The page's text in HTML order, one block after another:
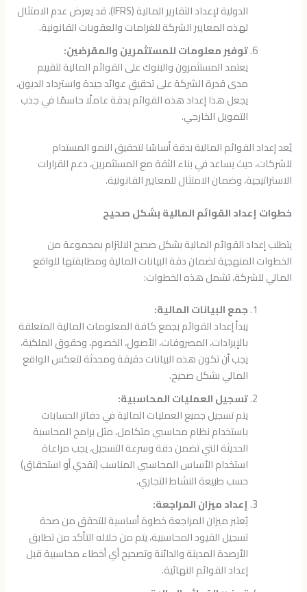
الدولية لإعداد التقارير المالية (IFRS)، قد يعرض عدم الامتثال
لهذه المعايير الشركة للغرامات والعقوبات القانونية.
توفير معلومات للمستثمرين والمقرضين:
يعتمد المستثمرون والبنوك على القوائم المالية لتقييم
مدى قدرة الشركة على تحقيق عوائد جيدة واسترداد الديون،
يجعل هذا إعداد هذه القوائم بدقة عاملًا حاسمًا في جذب
التمويل الخارجي.
يُعد إعداد القوائم المالية بدقة أساسًا لتحقيق النمو المستدام
للشركات، حيث يساعد في بناء الثقة مع المستثمرين، دعم القرارات
الاستراتيجية، وضمان الامتثال للمعايير القانونية.
خطوات إعداد القوائم المالية بشكل صحيح
يتطلب إعداد القوائم المالية بشكل صحيح الالتزام بمجموعة من
الخطوات المنهجية لضمان دقة البيانات المالية ومطابقتها للواقع
المالي للشركة، تشمل هذه الخطوات:
جمع البيانات المالية:
يبدأ إعداد القوائم بجمع كافة المعلومات المالية المتعلقة
بالإيرادات، المصروفات، الأصول، الخصوم، وحقوق الملكية،
يجب أن تكون هذه البيانات دقيقة ومحدثة لتعكس الواقع
المالي بشكل صحيح.
تسجيل العمليات المحاسبية:
يتم تسجيل جميع العمليات المالية في دفاتر الحسابات
باستخدام نظام محاسبي متكامل، مثل برامج المحاسبة
الحديثة التي تضمن دقة وسرعة التسجيل، يجب مراعاة
استخدام الأساس المحاسبي المناسب (نقدي أو استحقاق)
حسب طبيعة النشاط التجاري.
إعداد ميزان المراجعة:
يُعتبر ميزان المراجعة خطوة أساسية للتحقق من صحة
تسجيل القيود المحاسبية، يتم من خلاله التأكد من تطابق
الأرصدة المدينة والدائنة وتصحيح أي أخطاء محاسبية قبل
إعداد القوائم النهائية.